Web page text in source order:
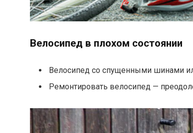
Велосипед в плохом состоянии
Велосипед со спущенными шинами
Ремонтировать велосипед —